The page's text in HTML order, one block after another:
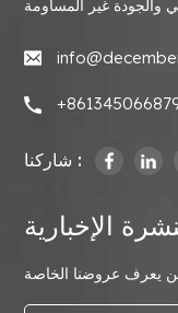
شاركنا :
الإخبارية